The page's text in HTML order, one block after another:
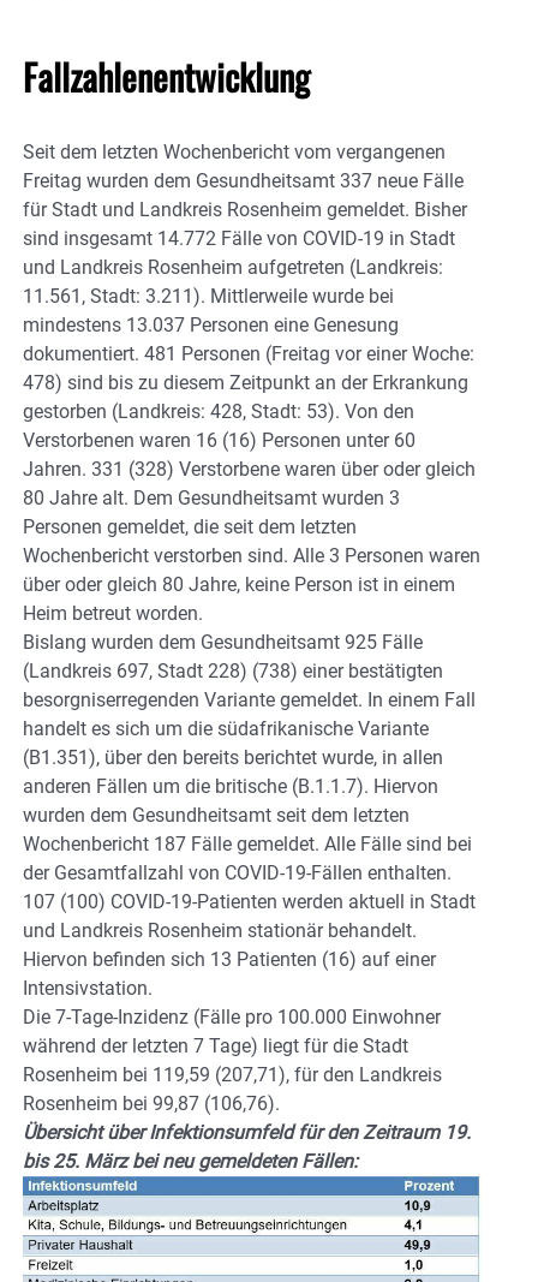
Fallzahlenentwicklung
Seit dem letzten Wochenbericht vom vergangenen
Freitag wurden dem Gesundheitsamt 337 neue Fälle
für Stadt und Landkreis Rosenheim gemeldet. Bisher
sind insgesamt 14.772 Fälle von COVID-19 in Stadt
und Landkreis Rosenheim aufgetreten (Landkreis:
11.561, Stadt: 3.211). Mittlerweile wurde bei
mindestens 13.037 Personen eine Genesung
dokumentiert. 481 Personen (Freitag vor einer Woche:
478) sind bis zu diesem Zeitpunkt an der Erkrankung
gestorben (Landkreis: 428, Stadt: 53). Von den
Verstorbenen waren 16 (16) Personen unter 60
Jahren. 331 (328) Verstorbene waren über oder gleich
80 Jahre alt. Dem Gesundheitsamt wurden 3
Personen gemeldet, die seit dem letzten
Wochenbericht verstorben sind. Alle 3 Personen waren
über oder gleich 80 Jahre, keine Person ist in einem
Heim betreut worden.
Bislang wurden dem Gesundheitsamt 925 Fälle
(Landkreis 697, Stadt 228) (738) einer bestätigten
besorgniserregenden Variante gemeldet. In einem Fall
handelt es sich um die südafrikanische Variante
(B1.351), über den bereits berichtet wurde, in allen
anderen Fällen um die britische (B.1.1.7). Hiervon
wurden dem Gesundheitsamt seit dem letzten
Wochenbericht 187 Fälle gemeldet. Alle Fälle sind bei
der Gesamtfallzahl von COVID-19-Fällen enthalten.
107 (100) COVID-19-Patienten werden aktuell in Stadt
und Landkreis Rosenheim stationär behandelt.
Hiervon befinden sich 13 Patienten (16) auf einer
Intensivstation.
Die 7-Tage-Inzidenz (Fälle pro 100.000 Einwohner
während der letzten 7 Tage) liegt für die Stadt
Rosenheim bei 119,59 (207,71), für den Landkreis
Rosenheim bei 99,87 (106,76).
Übersicht über Infektionsumfeld für den Zeitraum 19.
bis 25. März bei neu gemeldeten Fällen: